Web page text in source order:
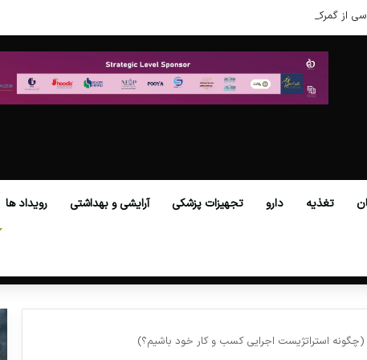
از گمرکات همه استان‌ها فراهم شد.
تغذیه دارو تجهیزات پزشکی آرایشی و بهداشتی رویداد ها
(چگونه استراتژیست اجرایی کسب و کار خود باشیم؟)